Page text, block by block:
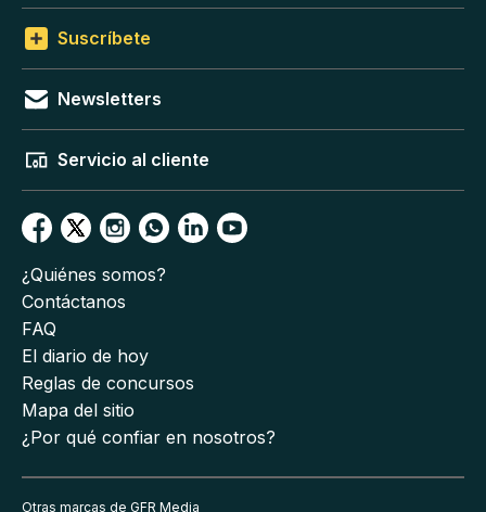
Suscríbete
Newsletters
Servicio al cliente
¿Quiénes somos?
Contáctanos
FAQ
El diario de hoy
Reglas de concursos
Mapa del sitio
¿Por qué confiar en nosotros?
Otras marcas de GFR Media